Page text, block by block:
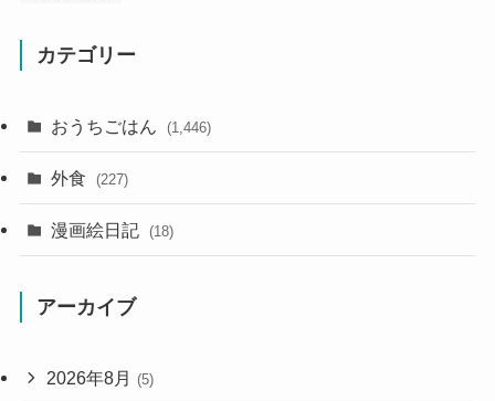
カテゴリー
おうちごはん (1,446)
外食 (227)
漫画絵日記 (18)
アーカイブ
2026年8月 (5)